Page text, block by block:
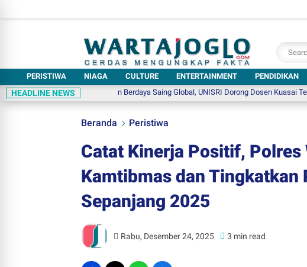
PERISTIWA NIAGA CULTURE ENTERTAINMENT PENDIDIKAN
HEADLINE NEWS
Bidik Lulusan Berdaya Saing Global, UNISRI Dorong Dosen Kuasai Teknologi
Beranda Peristiwa
Catat Kinerja Positif,
Kamtibmas dan Tingkatkan
Sepanjang 2025
Rabu, Desember 24, 2025 3 min read